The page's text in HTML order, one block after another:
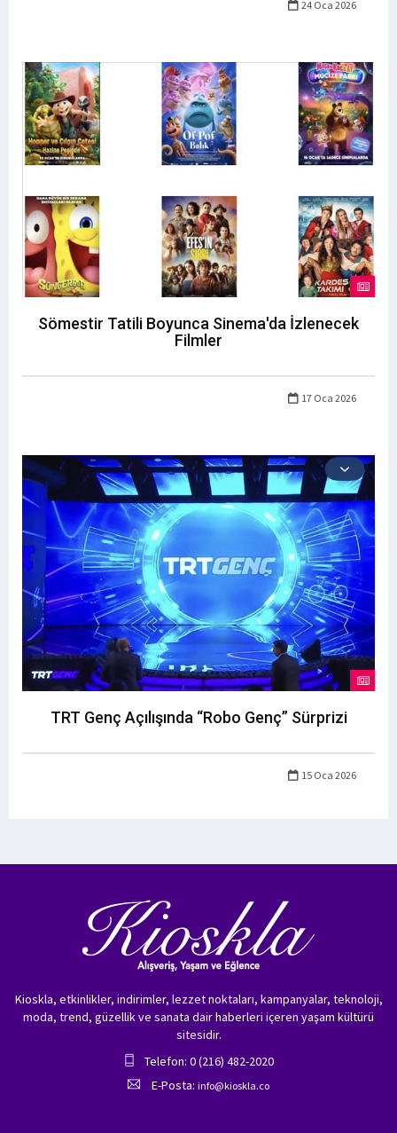
24 Oca 2026
Sömestir Tatili Boyunca Sinema'da İzlenecek
Filmler
17 Oca 2026
TRT Genç Açılışında “Robo Genç” Sürprizi
15 Oca 2026
Kioskla, etkinlikler, indirimler, lezzet noktaları, kampanyalar, teknoloji,
moda, trend, güzellik ve sanata dair haberleri içeren yaşam kültürü
sitesidir.
Telefon: 0 (216) 482-2020
E-Posta: info@kioskla.co